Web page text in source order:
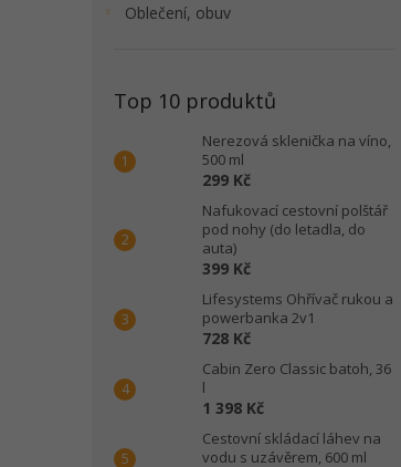
Oblečení, obuv
Top 10 produktů
Nerezová sklenička na víno,
500 ml
299 Kč
Nafukovací cestovní polštář
pod nohy (do letadla, do
auta)
399 Kč
Lifesystems Ohřívač rukou a
powerbanka 2v1
728 Kč
Cabin Zero Classic batoh, 36
l
1 398 Kč
Cestovní skládací láhev na
vodu s uzávěrem, 600 ml